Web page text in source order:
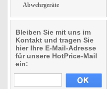
Abwehrgeräte
Bleiben Sie mit uns im
Kontakt und tragen Sie
hier Ihre E-Mail-Adresse
für unsere HotPrice-Mail
ein: